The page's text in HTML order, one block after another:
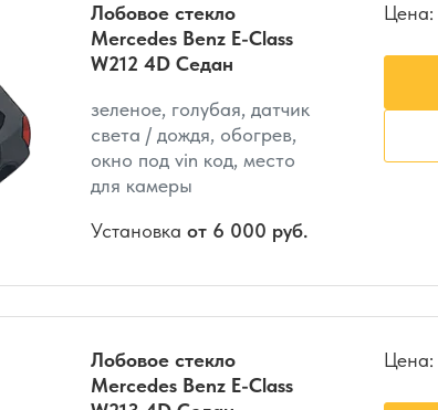
Лобовое стекло
Mercedes Benz E-Class
W212 4D Седан
зеленое, голубая, датчик
света / дождя, обогрев,
окно под vin код, место
для камеры
Установка от 6 000 руб.
Цена:
Лобовое стекло
Mercedes Benz E-Class
Цена: